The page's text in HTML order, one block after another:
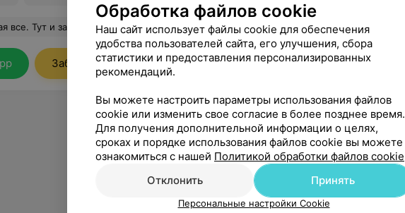
еда и столовая это отдельная песня, сложно представить себе человека, который бы не нашел там что-нибудь по своему вкусу Ну и прекрасный набор для лечения Еще
Забронировать
Обработка файлов cookie
Наш сайт использует файлы cookie для обеспечения
удобства пользователей сайта, его улучшения, сбора
статистики и предоставления персонализированных
рекомендаций.
Вы можете настроить параметры использования файлов
cookie или изменить свое согласие в более позднее время.
Для получения дополнительной информации о целях,
сроках и порядке использования файлов cookie вы можете
ознакомиться с нашей Политикой обработки файлов cookie
Отклонить
Принять
Персональные настройки Cookie